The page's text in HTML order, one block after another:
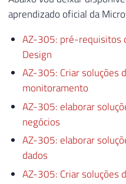
aprendizado oficial da
AZ-305: pré-requisitos
Design
AZ-305: Criar soluções
monitoramento
AZ-305: elaborar
negócios
AZ-305: elaborar
dados
AZ-305: Criar soluções